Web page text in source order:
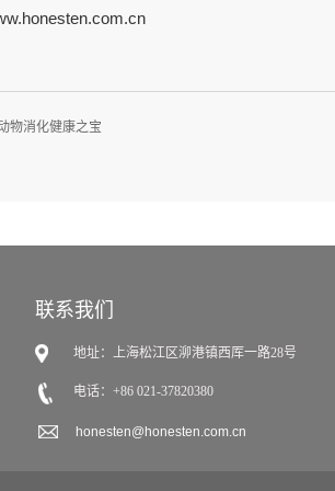
物消化健康之宝
联系我们
地址： 上海松江区泖港镇西厍一路28号
电话：+86 021-37820380
honesten@honesten.com.cn